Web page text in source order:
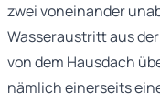
zwei voneinander
Wasseraustritt aus
von dem Hausdach
nämlich einerseits